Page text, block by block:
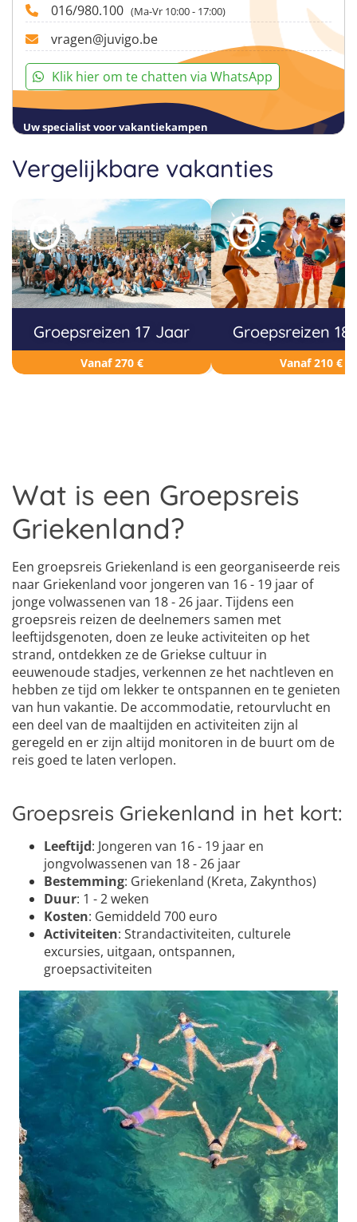
016/980.100 (Ma-Vr 10:00 - 17:00)
vragen@juvigo.be
Klik hier om te chatten via WhatsApp
Uw specialist voor vakantiekampen
Vergelijkbare vakanties
Groepsreizen 17 Jaar
Vanaf 270 €
Groepsreizen
Vanaf 210 €
Wat is een Groepsreis
Griekenland?
Een groepsreis Griekenland is een georganiseerde reis
naar Griekenland voor jongeren van 16 - 19 jaar of
jonge volwassenen van 18 - 26 jaar. Tijdens een
groepsreis reizen de deelnemers samen met
leeftijdsgenoten, doen ze leuke activiteiten op het
strand, ontdekken ze de Griekse cultuur in
eeuwenoude stadjes, verkennen ze het nachtleven en
hebben ze tijd om lekker te ontspannen en te genieten
van hun vakantie. De accommodatie, retourvlucht en
een deel van de maaltijden en activiteiten zijn al
geregeld en er zijn altijd monitoren in de buurt om de
reis goed te laten verlopen.
Groepsreis Griekenland in het kort:
Leeftijd: Jongeren van 16 - 19 jaar en
jongvolwassenen van 18 - 26 jaar
Bestemming: Griekenland (Kreta, Zakynthos)
Duur: 1 - 2 weken
Kosten: Gemiddeld 700 euro
Activiteiten: Strandactiviteiten, culturele
excursies, uitgaan, ontspannen,
groepsactiviteiten